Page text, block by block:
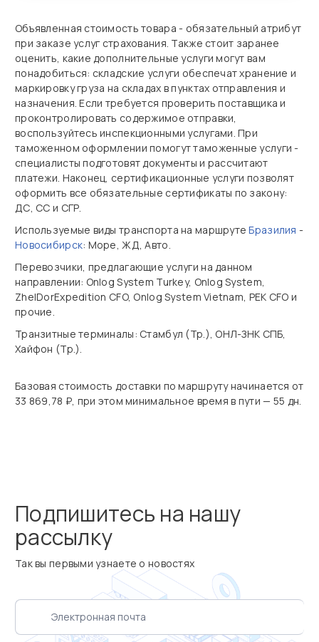
Объявленная стоимость товара - обязательный атрибут
при заказе услуг страхования. Также стоит заранее
оценить, какие дополнительные услуги могут вам
понадобиться: складские услуги обеспечат хранение и
маркировку груза на складах в пунктах отправления и
назначения. Если требуется проверить поставщика и
проконтролировать содержимое отправки,
воспользуйтесь инспекционными услугами. При
таможенном оформлении помогут таможенные услуги -
специалисты подготовят документы и рассчитают
платежи. Наконец, сертификационные услуги позволят
оформить все обязательные сертификаты по закону:
ДС, СС и СГР.
Используемые виды транспорта на маршрутеБразилия -
Новосибирск: Море, ЖД, Авто.
Перевозчики, предлагающие услуги на данном
направлении: Onlog System Turkey, Onlog System,
ZhelDorExpedition CFO, Onlog System Vietnam, PEK CFO и
прочие.
Транзитные терминалы: Стамбул (Тр.), ОНЛ-ЗНК СПБ,
Хайфон (Тр.).
Базовая стоимость доставки по маршруту начинается от
33 869,78 ₽, при этом минимальное время в пути — 55 дн.
Подпишитесь на нашу
рассылку
Так вы первыми узнаете о новостях